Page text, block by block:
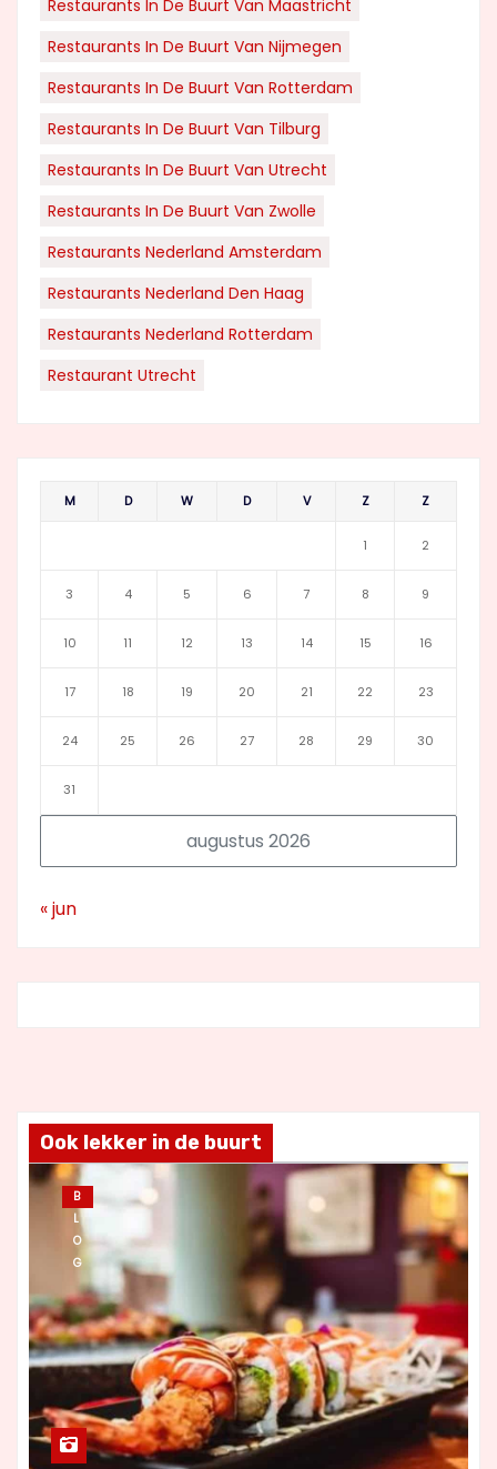
Restaurants In De Buurt Van Maastricht
Restaurants In De Buurt Van Nijmegen
Restaurants In De Buurt Van Rotterdam
Restaurants In De Buurt Van Tilburg
Restaurants In De Buurt Van Utrecht
Restaurants In De Buurt Van Zwolle
Restaurants Nederland Amsterdam
Restaurants Nederland Den Haag
Restaurants Nederland Rotterdam
Restaurant Utrecht
augustus 2026
M D W D V Z Z
1 2
3 4 5 6 7 8 9
10 11 12 13 14 15 16
17 18 19 20 21 22 23
24 25 26 27 28 29 30
31
« jun
Ook lekker in de buurt
B
L
O
G